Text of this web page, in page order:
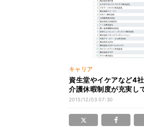
キャリア
資生堂やイケアなど4
介護休暇制度が充実し
業」1位に
2015/12/03 07:30